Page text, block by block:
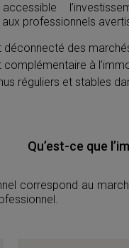
professionnels
déconnecté des
à
réguliers et stables
Qu’est-ce que
correspond au